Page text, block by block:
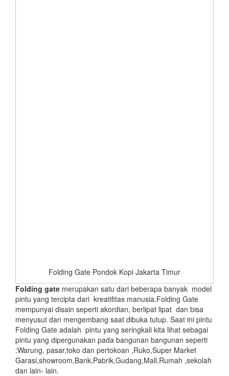
Folding Gate Pondok Kopi Jakarta Timur
Folding gate merupakan satu dari beberapa banyak model
pintu yang tercipta dari kreatifitas manusia.Folding Gate
mempunyai disain seperti akordian, berlipat lipat dan bisa
menyusut dan mengembang saat dibuka tutup. Saat ini pintu
Folding Gate adalah pintu yang seringkali kita lihat sebagai
pintu yang dipergunakan pada bangunan bangunan seperti
:Warung, pasar,toko dan pertokoan ,Ruko,Super Market
Garasi,showroom,Bank,Pabrik,Gudang,Mall,Rumah ,sekolah
dan lain- lain.